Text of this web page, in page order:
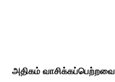
அதிகம் வாசிக்கப்பெற்றவை